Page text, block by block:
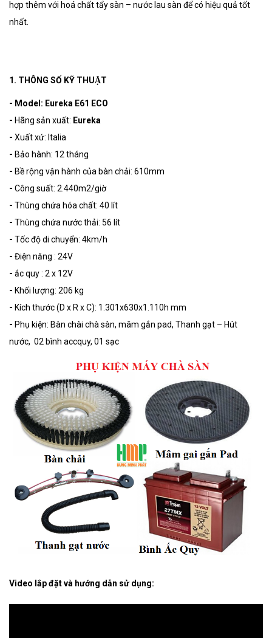
hợp thêm với hoá chất tẩy sàn – nước lau sàn để có hiệu quả tốt
nhất.
1. THÔNG SỐ KỸ THUẬT
- Model: Eureka E61 ECO
- Hãng sản xuất: Eureka
- Xuất xứ: Italia
- Bảo hành: 12 tháng
- Bề rộng vận hành của bàn chải: 610mm
- Công suất: 2.440m2/giờ
- Thùng chứa hóa chất: 40 lít
- Thùng chứa nước thải: 56 lít
- Tốc độ di chuyển: 4km/h
- Điện năng : 24V
- ắc quy : 2 x 12V
- Khối lượng: 206 kg
- Kích thước (D x R x C): 1.301x630x1.110h mm
- Phụ kiện: Bàn chài chà sàn, mâm gắn pad, Thanh gạt – Hút
nước, 02 bình accquy, 01 sạc
Video lắp đặt và hướng dẫn sử dụng: